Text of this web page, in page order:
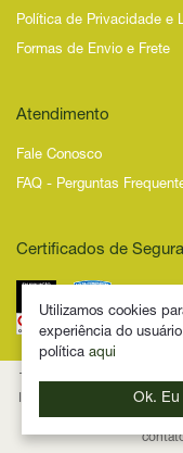
Política de Privacidade e
Formas de Envio e Frete
Atendimento
Fale Conosco
FAQ - Perguntas
Certificados de
Todos os Direitos
INTERNET LTDA - CNPJ
835, Centro, CEP
Utilizamos cookies
experiência do
política aqui
Ok.